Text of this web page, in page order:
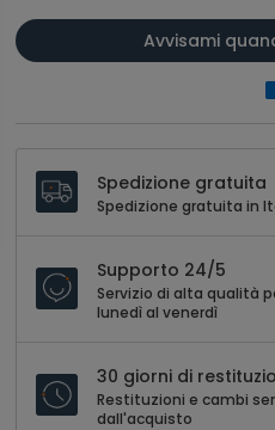
Avvisami
Spedizione gratuita
Spedizione gratuita in
Supporto 24/5
Servizio di alta qualità
lunedì al venerdì
30 giorni di
Restituzioni e cambi
dall'acquisto